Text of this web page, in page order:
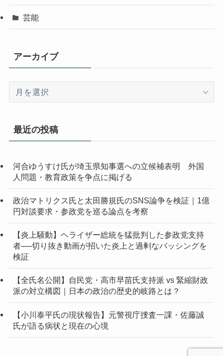
芸能
アーカイブ
イ
最近の投稿
河合ゆうすけ氏が埼玉県知事選への立候補表明 外国
人問題・教育政策を争点に掲げる
政治マトリクス氏と太田勝規氏のSNS論争を検証｜1億
円対談要求・参政党を巡る論点を考察
【炎上騒動】ヘライザー総統を猛批判した参政党支持
者──切り抜き動画が招いた炎上と過剰なバッシングを
検証
【全氏名公開】自民党・高市早苗氏支持派 vs 緊縮財政
派の対立構図｜日本の政治の歴史的岐路とは？
【小川泰平氏の現状報告】元警視庁捜査一課・佐藤誠
氏が語る病状と現在の心境